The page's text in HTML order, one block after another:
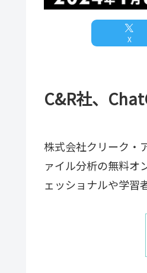
X
C&R社、
株式会社クリーク・
ァイル分析の無料オ
ェッショナルや学習